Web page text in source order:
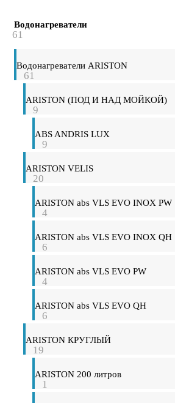
Водонагреватели
61
Водонагреватели ARISTON
61
ARISTON (ПОД И НАД МОЙКОЙ)
9
ABS ANDRIS LUX
9
ARISTON VELIS
20
ARISTON abs VLS EVO INOX PW
4
ARISTON abs VLS EVO INOX QH
6
ARISTON abs VLS EVO PW
4
ARISTON abs VLS EVO QH
6
ARISTON КРУГЛЫЙ
19
ARISTON 200 литров
1